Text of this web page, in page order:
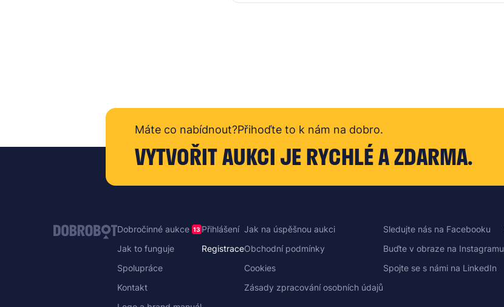
Máte co nabídnout?Přihoďte to k nám na dobro.
VYTVOŘIT AUKCI JE RYCHLÉ A ZDARMA.
Dobročinné aukce 13
Jak to funguje
Spolupráce
Kontakt
Přihlášení
Registrace
Jak na úspěšnou aukci
Obchodní podmínky
Cookies
Zásady zpracování osobních údajů
Sledujte nás na Facebooku
Buďte v obraze na Instagramu
Spojte se s námi na LinkedIn